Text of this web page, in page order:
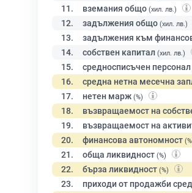
11. вземания общо (хил. лв.)
12. задължения общо (хил. лв.)
13. задължения към
14. собствен капитал (хил. лв.)
15. средносписъчен персонал
16. средна нетна месечна
17. нетен марж (%)
18. възвращаемост на
19. възвращаемост на
20. финансова автономност
21. обща ликвидност (%)
22. бърза ликвидност (%)
23. приходи от продажби